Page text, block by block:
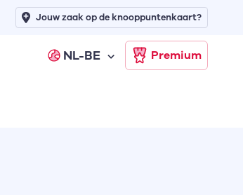
NL-BE Premium
Jouw zaak op de knooppuntenkaart?